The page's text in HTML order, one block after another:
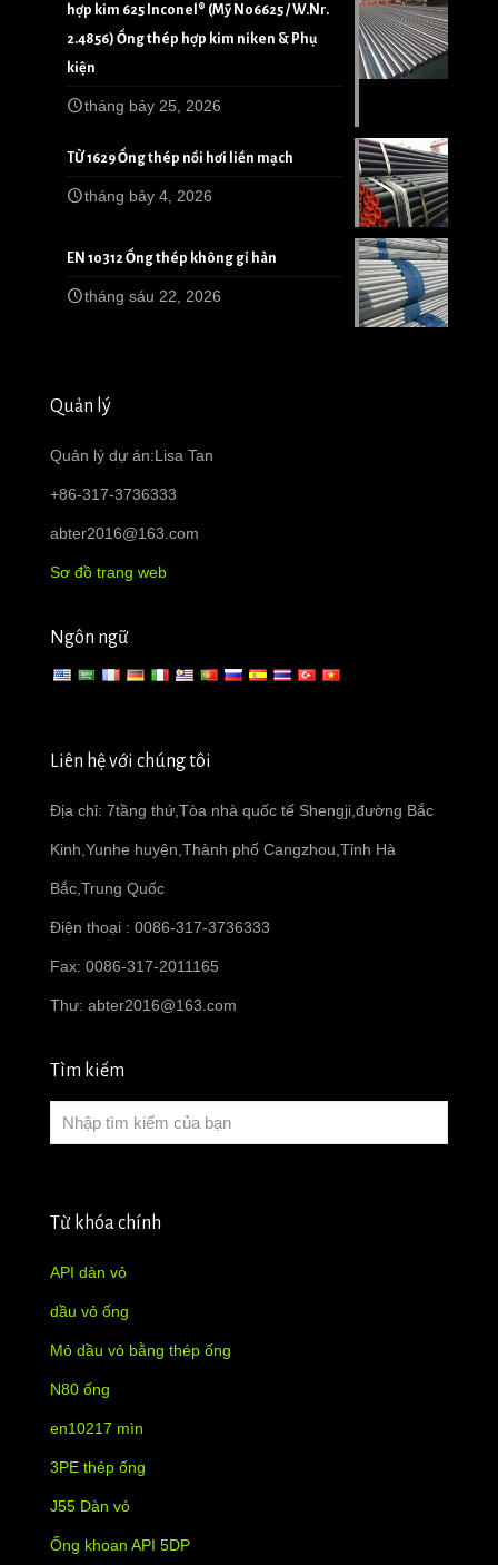
hợp kim 625 Inconel® (Mỹ N06625 / W.Nr.
2.4856) Ống thép hợp kim niken & Phụ
kiện
tháng bảy 25, 2026
TỪ 1629 Ống thép nồi hơi liền mạch
tháng bảy 4, 2026
EN 10312 Ống thép không gỉ hàn
tháng sáu 22, 2026
Quản lý
Quản lý dự án:Lisa Tan
+86-317-3736333
abter2016@163.com
Sơ đồ trang web
Ngôn ngữ
Liên hệ với chúng tôi
Địa chỉ: 7tầng thứ,Tòa nhà quốc tế Shengji,đường Bắc
Kinh,Yunhe huyện,Thành phố Cangzhou,Tỉnh Hà
Bắc,Trung Quốc
Điện thoại : 0086-317-3736333
Fax: 0086-317-2011165
Thư: abter2016@163.com
Tìm kiếm
Từ khóa chính
API dàn vỏ
dầu vỏ ống
Mỏ dầu vỏ bằng thép ống
N80 ống
en10217 mìn
3PE thép ống
J55 Dàn vỏ
Ống khoan API 5DP